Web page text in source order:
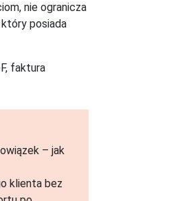
nie ogranicza
posiada
faktura
– jak
klienta bez